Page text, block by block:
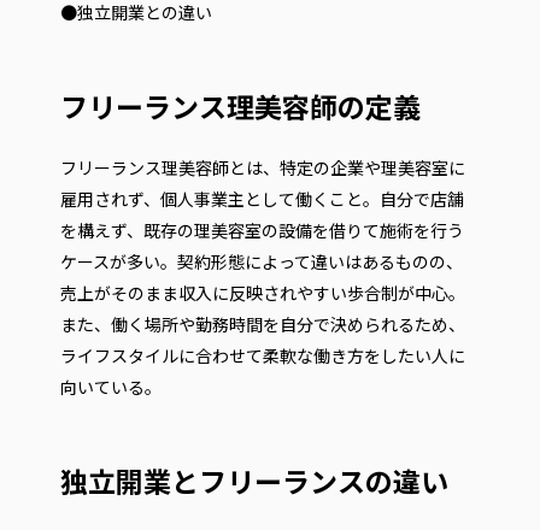
●独立開業との違い
フリーランス理美容師の定義
フリーランス理美容師とは、特定の企業や理美容室に
雇用されず、個人事業主として働くこと。自分で店舗
を構えず、既存の理美容室の設備を借りて施術を行う
ケースが多い。契約形態によって違いはあるものの、
売上がそのまま収入に反映されやすい歩合制が中心。
また、働く場所や勤務時間を自分で決められるため、
ライフスタイルに合わせて柔軟な働き方をしたい人に
向いている。
独立開業とフリーランスの違い